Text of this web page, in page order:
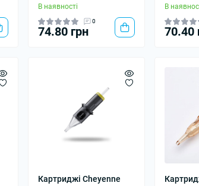
В наявності
0
74.80 грн
В
70.40
Картриджі Cheyenne